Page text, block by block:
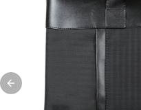
Previous slide